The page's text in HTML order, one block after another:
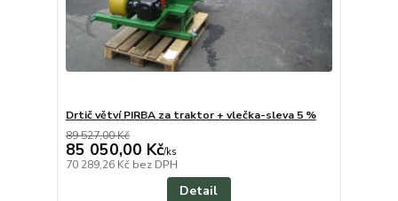
Drtič větví PIRBA za traktor + vlečka-sleva 5 %
89 527,00 Kč
85 050,00 Kč/ks
70 289,26 Kč bez DPH
Detail